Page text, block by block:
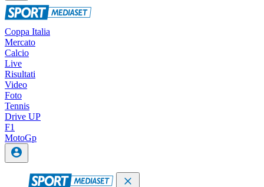
Coppa Italia
Mercato
Calcio
Live
Risultati
Video
Foto
Tennis
Drive UP
F1
MotoGp